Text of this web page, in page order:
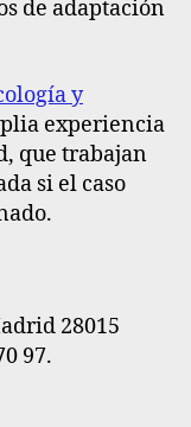
de adaptación
y
experiencia
que trabajan
si el caso
28015
97.